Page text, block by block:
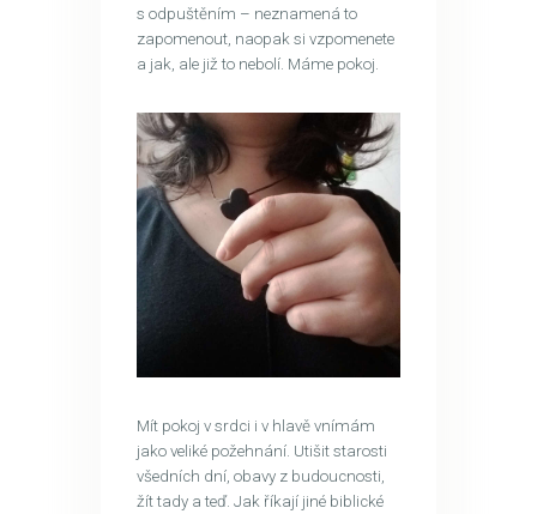
s odpuštěním – neznamená to
zapomenout, naopak si vzpomenete
a jak, ale již to nebolí. Máme pokoj.
Mít pokoj v srdci i v hlavě vnímám
jako veliké požehnání. Utišit starosti
všedních dní, obavy z budoucnosti,
žít tady a teď. Jak říkají jiné biblické